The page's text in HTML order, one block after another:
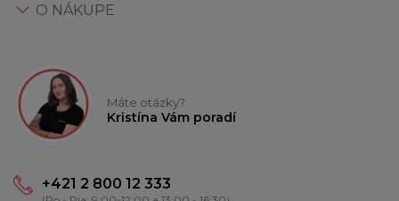
O NÁKUPE
Máte otázky?
Kristína Vám poradí
+421 2 800 12 333